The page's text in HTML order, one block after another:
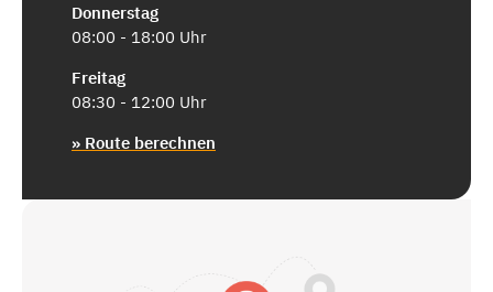
Donnerstag
08:00 - 18:00 Uhr
Freitag
08:30 - 12:00 Uhr
» Route berechnen